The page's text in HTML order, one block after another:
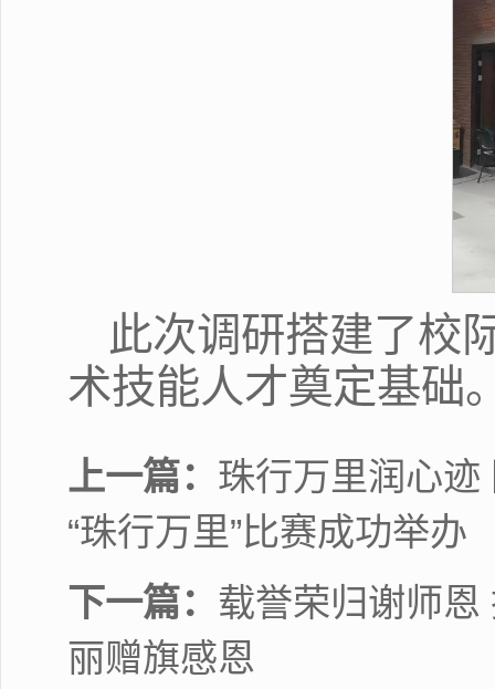
此次调研搭建了校
术技能人才奠定基础
上一篇： 珠行万里润心
“珠行万里”比赛成功举办
下一篇： 载誉荣归谢师
丽赠旗感恩